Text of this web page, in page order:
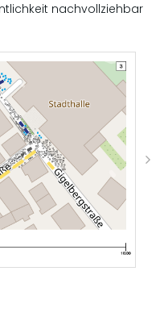
nachvollziehbar